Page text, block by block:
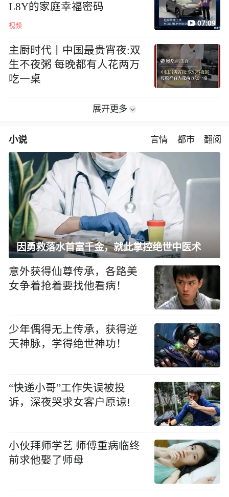
L8Y的家庭幸福密码
视频 07:09
主厨时代丨中国最贵宵夜:双
生不夜粥 每晚都有人花两万
吃一桌
展开更多
小说 言情 都市 翻阅
因勇救落水首富千金，就此掌控绝世中医术
意外获得仙尊传承，各路美
女争着抢着要找他看病！
少年偶得无上传承，获得逆
天神脉，学得绝世神功！
“快递小哥”工作失误被投
诉，深夜哭求女客户原谅!
小伙拜师学艺 师傅重病临终
前求他娶了师母